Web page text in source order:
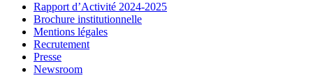
Rapport d’Activité 2024-2025
Brochure institutionnelle
Mentions légales
Recrutement
Presse
Newsroom